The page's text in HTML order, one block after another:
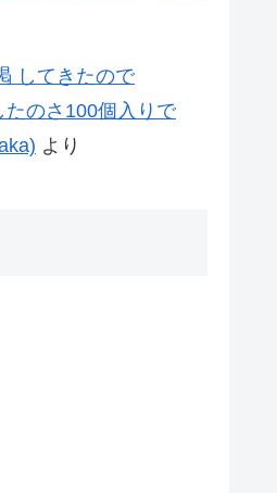
してきたので
のさ100個入りで
より